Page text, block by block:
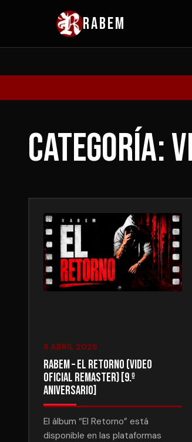
RABEM
Categoría:
6 ABRIL 2026
Rabem – El Retorno (Video
oficial Remaster) [9.º
Aniversario]
El álbum “El Retorno” está
disponible en las plataformas